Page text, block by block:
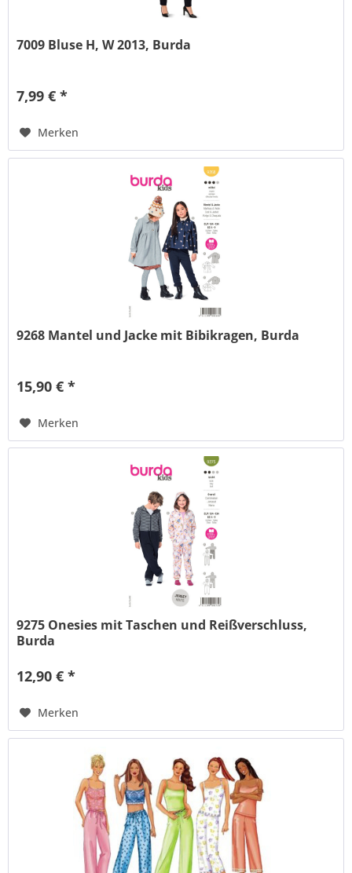
7009 Bluse H, W 2013, Burda
7,99 € *
Merken
9268 Mantel und Jacke mit Bibikragen, Burda
15,90 € *
Merken
9275 Onesies mit Taschen und Reißverschluss,
Burda
12,90 € *
Merken